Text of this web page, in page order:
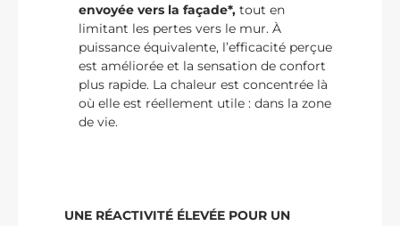
envoyée vers la façade*, tout en
limitant les pertes vers le mur. À
puissance équivalente, l’efficacité perçue
est améliorée et la sensation de confort
plus rapide. La chaleur est concentrée là
où elle est réellement utile : dans la zone
de vie.
UNE RÉACTIVITÉ ÉLEVÉE POUR UN